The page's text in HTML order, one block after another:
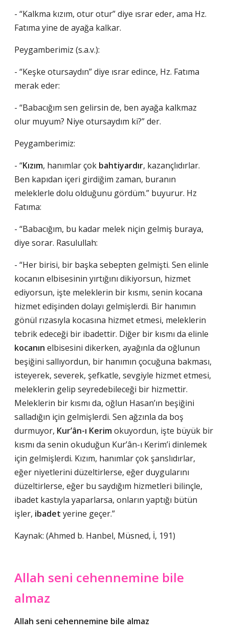
- “Kalkma kızım, otur otur” diye ısrar eder, ama Hz.
Fatıma yine de ayağa kalkar.
Peygamberimiz (s.a.v.):
- “Keşke otursaydın” diye ısrar edince, Hz. Fatıma
merak eder:
- “Babacığım sen gelirsin de, ben ayağa kalkmaz
olur muyum? Niye otursaydım ki?” der.
Peygamberimiz:
- “Kızım, hanımlar çok bahtiyardır, kazançlıdırlar.
Ben kapıdan içeri girdiğim zaman, buranın
meleklerle dolu olduğunu gördüm.” buyurur. Hz
Fatıma:
- “Babacığım, bu kadar melek niçin gelmiş buraya,
diye sorar. Rasulullah:
- “Her birisi, bir başka sebepten gelmişti. Sen elinle
kocanın elbisesinin yırtığını dikiyorsun, hizmet
ediyorsun, işte meleklerin bir kısmı, senin kocana
hizmet edişinden dolayı gelmişlerdi. Bir hanımın
gönül rızasıyla kocasına hizmet etmesi, meleklerin
tebrik edeceği bir ibadettir. Diğer bir kısmı da elinle
kocanın elbisesini dikerken, ayağınla da oğlunun
beşiğini sallıyordun, bir hanımın çocuğuna bakması,
isteyerek, severek, şefkatle, sevgiyle hizmet etmesi,
meleklerin gelip seyredebileceği bir hizmettir.
Meleklerin bir kısmı da, oğlun Hasan’ın beşiğini
salladığın için gelmişlerdi. Sen ağzınla da boş
durmuyor, Kur’ân-ı Kerimokuyordun, işte büyük bir
kısmı da senin okuduğun Kur’ân-ı Kerim’i dinlemek
için gelmişlerdi. Kızım, hanımlar çok şanslıdırlar,
eğer niyetlerini düzeltirlerse, eğer duygularını
düzeltirlerse, eğer bu saydığım hizmetleri bilinçle,
ibadet kastıyla yaparlarsa, onların yaptığı bütün
işler, ibadet yerine geçer.”
Kaynak: (Ahmed b. Hanbel, Müsned, İ, 191)
Allah seni cehennemine bile
almaz
Allah seni cehennemine bile almaz